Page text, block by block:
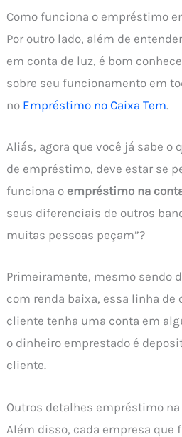
Como funciona o empréstimo
Por outro lado, além de
em conta de luz, é bom
sobre seu funcionamento em
no Empréstimo no Caixa Tem.
Aliás, agora que você já sabe o
de empréstimo, deve estar se
funciona o empréstimo na
seus diferenciais de outros
muitas pessoas peçam”?
Primeiramente, mesmo sendo
com renda baixa, essa linha de
cliente tenha uma conta em
o dinheiro emprestado é
cliente.
Outros detalhes empréstimo
Além disso, cada empresa que